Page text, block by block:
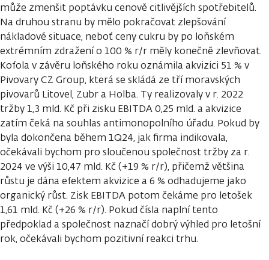
může zmenšit poptávku cenově citlivějších spotřebitelů.
Na druhou stranu by mělo pokračovat zlepšování
nákladové situace, neboť ceny cukru by po loňském
extrémním zdražení o 100 % r/r měly konečně zlevňovat.
Kofola v závěru loňského roku oznámila akvizici 51 % v
Pivovary CZ Group, která se skládá ze tří moravských
pivovarů Litovel, Zubr a Holba. Ty realizovaly v r. 2022
tržby 1,3 mld. Kč při zisku EBITDA 0,25 mld. a akvizice
zatím čeká na souhlas antimonopolního úřadu. Pokud by
byla dokončena během 1Q24, jak firma indikovala,
očekávali bychom pro sloučenou společnost tržby za r.
2024 ve výši 10,47 mld. Kč (+19 % r/r), přičemž většina
růstu je dána efektem akvizice a 6 % odhadujeme jako
organický růst. Zisk EBITDA potom čekáme pro letošek
1,61 mld. Kč (+26 % r/r). Pokud čísla naplní tento
předpoklad a společnost naznačí dobrý výhled pro letošní
rok, očekávali bychom pozitivní reakci trhu.